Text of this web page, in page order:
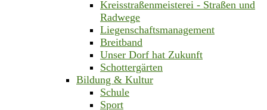
Kreisstraßenmeisterei - Straßen und
Radwege
Liegenschaftsmanagement
Breitband
Unser Dorf hat Zukunft
Schottergärten
Bildung & Kultur
Schule
Sport